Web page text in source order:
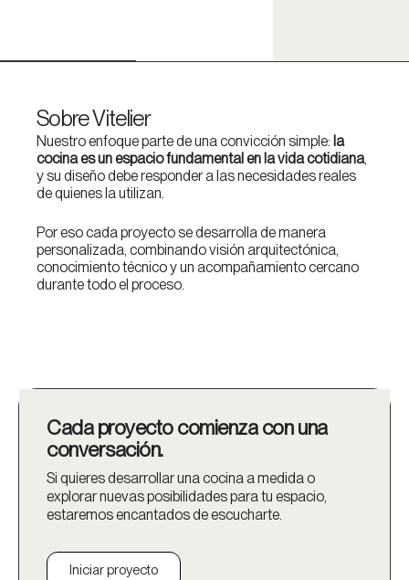
Sobre Vitelier
Nuestro enfoque parte de una convicción simple: la
cocina es un espacio fundamental en la vida cotidiana,
y su diseño debe responder a las necesidades reales
de quienes la utilizan.
Por eso cada proyecto se desarrolla de manera
personalizada, combinando visión arquitectónica,
conocimiento técnico y un acompañamiento cercano
durante todo el proceso.
Cada proyecto comienza con una
conversación.
Si quieres desarrollar una cocina a medida o
explorar nuevas posibilidades para tu espacio,
estaremos encantados de escucharte.
Iniciar proyecto